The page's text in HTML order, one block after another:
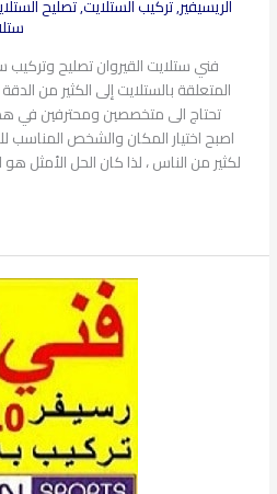
الريسيفير,تركيب الستلايت,تصليح
المتعلقة بالستلايت إلى الكثير من
تحتاج الى متخصصين ومحترفين في
اصبح اختيار المكان والشخص المناسب
لكثير من الناس ، لذا كان الحل الأمثل هو